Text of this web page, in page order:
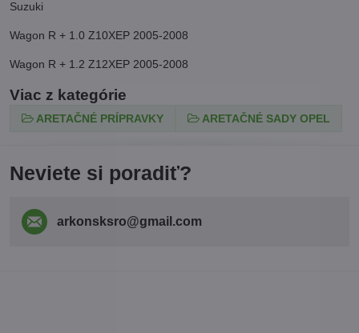
Suzuki
Wagon R + 1.0 Z10XEP 2005-2008
Wagon R + 1.2 Z12XEP 2005-2008
Viac z kategórie
ARETAČNÉ PRÍPRAVKY ARETAČNÉ SADY OPEL
Neviete si poradiť?
arkonsksro​@gmail​.com